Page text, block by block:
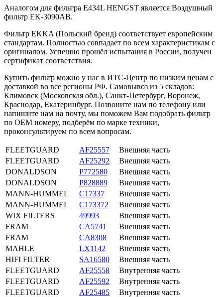
Аналогом для фильтра E434L HENGST является Воздушный
фильтр EK-3090AB.
Фильтр EKKA (Польский бренд) соответствует европейским
стандартам. Полностью совпадает по всем характеристикам с
оригиналом. Успешно прошёл испытания в России, получен
сертификат соответствия.
Купить фильтр можно у нас в ИТС-Центр по низким ценам с
доставкой во все регионы РФ. Самовывоз из 5 складов:
Климовск (Московская обл.), Санкт-Петербург, Воронеж,
Краснодар, Екатеринбург. Позвоните нам по телефону или
напишите нам на почту, мы поможем Вам подобрать фильтр
по OEM номеру, подберём по марке техники,
проконсультируем по всем вопросам.
FLEETGUARD AF25557
Внешняя часть
FLEETGUARD
AF25292
Внешняя часть
DONALDSON
P772580
Внешняя часть
DONALDSON
P828889
Внешняя часть
MANN-HUMMEL
C17337
Внешняя часть
MANN-HUMMEL
C173372
Внешняя часть
WIX FILTERS
49993
Внешняя часть
FRAM
CA5741
Внешняя часть
FRAM
CA8308
Внешняя часть
MAHLE
LX1142
Внешняя часть
HIFI FILTER
SA16580
Внешняя часть
FLEETGUARD
AF25558
Внутренняя часть
FLEETGUARD
AF25592
Внутренняя часть
FLEETGUARD
AF25485
Внутренняя часть